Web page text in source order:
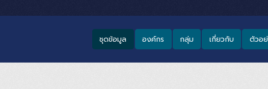
ชุดข้อมูล องค์กร กลุ่ม เกี่ยวกับ ตัวอ